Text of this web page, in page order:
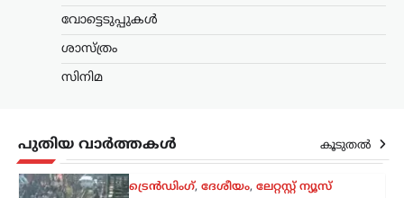
വോട്ടെടുപ്പുകൾ
ശാസ്ത്രം
സിനിമ
പുതിയ വാർത്തകൾ കൂടുതൽ
പ്രകടിപ്പിക്കുന്നു
ഇന്ത്യയുടെ ഏറ്റവും കരുത്തുറ്റ ആയുധ
വർധിച്ചതായി റിപ്പോർട്ട്. പ്രത്യേകിച്ച്
‘ഓപ്പറേഷൻ സിന്ദൂർ’ സമയത്തെ
മിസൈലിന്റെ കൃത്യതയും…